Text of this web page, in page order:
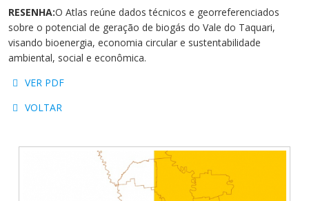
Univates
Crie
de Idiomas
Médicas
Conosco
Culturais
& Você - Comunidade
Gustavo Adolfo
RESENHA:O Atlas reúne dados técnicos e georreferenciados
sobre o potencial de geração de biogás do Vale do Taquari,
visando bioenergia, economia circular e sustentabilidade
ambiental, social e econômica.
VER PDF
VOLTAR